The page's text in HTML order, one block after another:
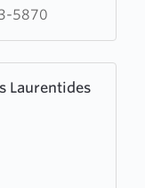
5870
Laurentides